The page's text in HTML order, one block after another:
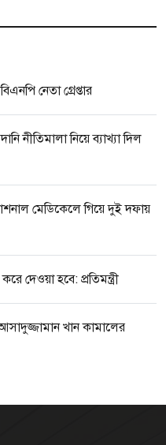
নেতা গ্রেপ্তার
নীতিমালা নিয়ে ব্যাখ্যা দিল
মেডিকেলে গিয়ে দুই দফায়
দেওয়া হবে: প্রতিমন্ত্রী
খান কামালের